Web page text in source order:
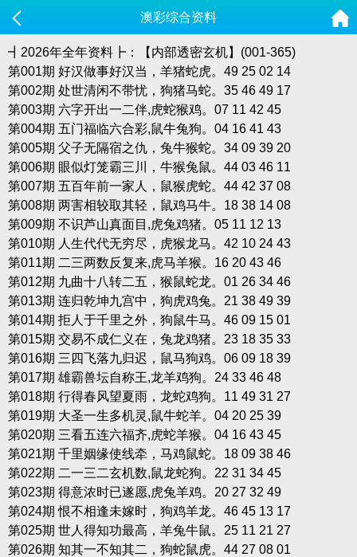
澳彩综合资料
┫2026年全年资料┣：【内部透密玄机】(001-365)
第001期 好汉做事好汉当，羊猪蛇虎。49 25 02 14
第002期 处世清闲不带忧，狗猪马蛇。35 46 49 17
第003期 六字开出一二伴,虎蛇猴鸡。07 11 42 45
第004期 五门福临六合彩,鼠牛兔狗。04 16 41 43
第005期 父子无隔宿之仇，兔牛猴蛇。34 09 39 20
第006期 眼似灯笼霸三川，牛猴兔鼠。44 03 46 11
第007期 五百年前一家人，鼠猴虎蛇。44 42 37 08
第008期 两害相较取其轻，鼠鸡马牛。18 38 14 08
第009期 不识芦山真面目,虎兔鸡猪。05 11 12 13
第010期 人生代代无穷尽，虎猴龙马。42 10 24 43
第011期 二三两数反复来,虎马羊猴。16 20 43 46
第012期 九曲十八转二五，猴鼠蛇龙。01 26 34 46
第013期 连归乾坤九宫中，狗虎鸡兔。21 38 49 39
第014期 拒人于千里之外，狗鼠牛马。46 09 15 01
第015期 交易不成仁义在，兔龙鸡猪。23 18 35 33
第016期 三四飞落九归迟，鼠马狗鸡。06 09 18 39
第017期 雄霸兽坛自称王,龙羊鸡狗。24 33 46 48
第018期 行得春风望夏雨，龙蛇鸡狗。11 49 31 27
第019期 大圣一生多机灵,鼠牛蛇羊。04 20 25 39
第020期 三看五连六福齐,虎蛇羊猴。04 16 43 45
第021期 千里姻缘使线牵，马鸡鼠蛇。18 09 38 46
第022期 二一三二玄机数,鼠龙蛇狗。22 31 34 45
第023期 得意浓时已遂愿,虎兔羊鸡。20 27 32 49
第024期 恨不相逢未嫁时，狗鸡羊龙。46 45 13 17
第025期 世人得知功最高，羊兔牛鼠。25 11 21 27
第026期 知其一不知其二，狗蛇鼠虎。44 27 08 01